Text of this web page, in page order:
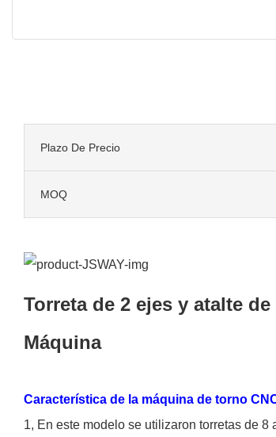
Plazo De Precio
MOQ
Torreta de 2 ejes y atalte
Máquina
Característica de la máquina de torno
1, En este modelo se utilizaron torretas de 8